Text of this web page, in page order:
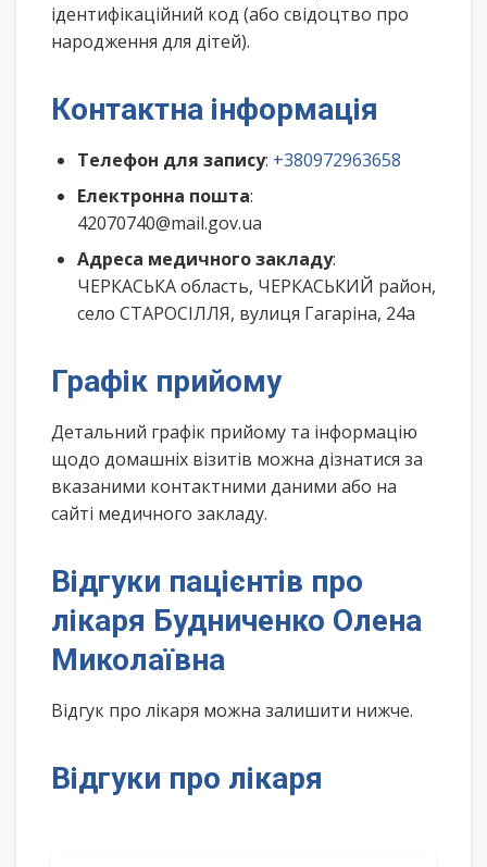
ідентифікаційний код (або свідоцтво про
народження для дітей).
Контактна інформація
Телефон для запису: +380972963658
Електронна пошта:
42070740@mail.gov.ua
Адреса медичного закладу:
ЧЕРКАСЬКА область, ЧЕРКАСЬКИЙ район,
село СТАРОСІЛЛЯ, вулиця Гагаріна, 24а
Графік прийому
Детальний графік прийому та інформацію
щодо домашніх візитів можна дізнатися за
вказаними контактними даними або на
сайті медичного закладу.
Відгуки пацієнтів про
лікаря Будниченко Олена
Миколаївна
Відгук про лікаря можна залишити нижче.
Відгуки про лікаря